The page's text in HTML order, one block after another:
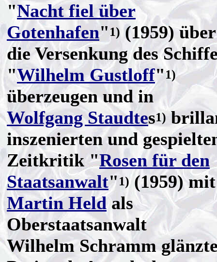
"Nacht fiel über
Gotenhafen" 1) (1959) über
die Versenkung des
"Wilhelm Gustloff"1)
überzeugen und in
Wolfgang Staudtes1)
inszenierten und
Zeitkritik "Rosen für den
Staatsanwalt" 1)(1959) mit
Martin Heldals
Oberstaatsanwalt
Wilhelm Schramm